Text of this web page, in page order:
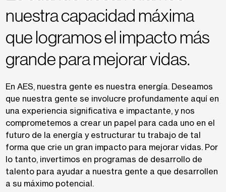
nuestra capacidad máxima
que logramos el impacto más
grande para mejorar vidas.
En AES, nuestra gente es nuestra energía. Deseamos
que nuestra gente se involucre profundamente aquí en
una experiencia significativa e impactante, y nos
comprometemos a crear un papel para cada uno en el
futuro de la energía y estructurar tu trabajo de tal
forma que crie un gran impacto para mejorar vidas. Por
lo tanto, invertimos en programas de desarrollo de
talento para ayudar a nuestra gente a que desarrollen
a su máximo potencial.